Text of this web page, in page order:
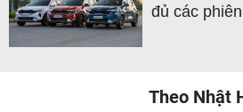
đủ các
Theo Nhật